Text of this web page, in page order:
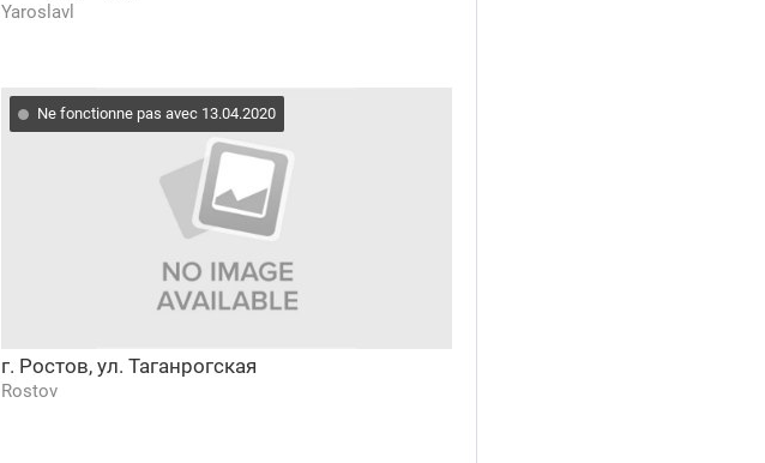
Yaroslavl
Ne fonctionne pas avec 13.04.2020
г. Ростов, ул. Таганрогская
Rostov